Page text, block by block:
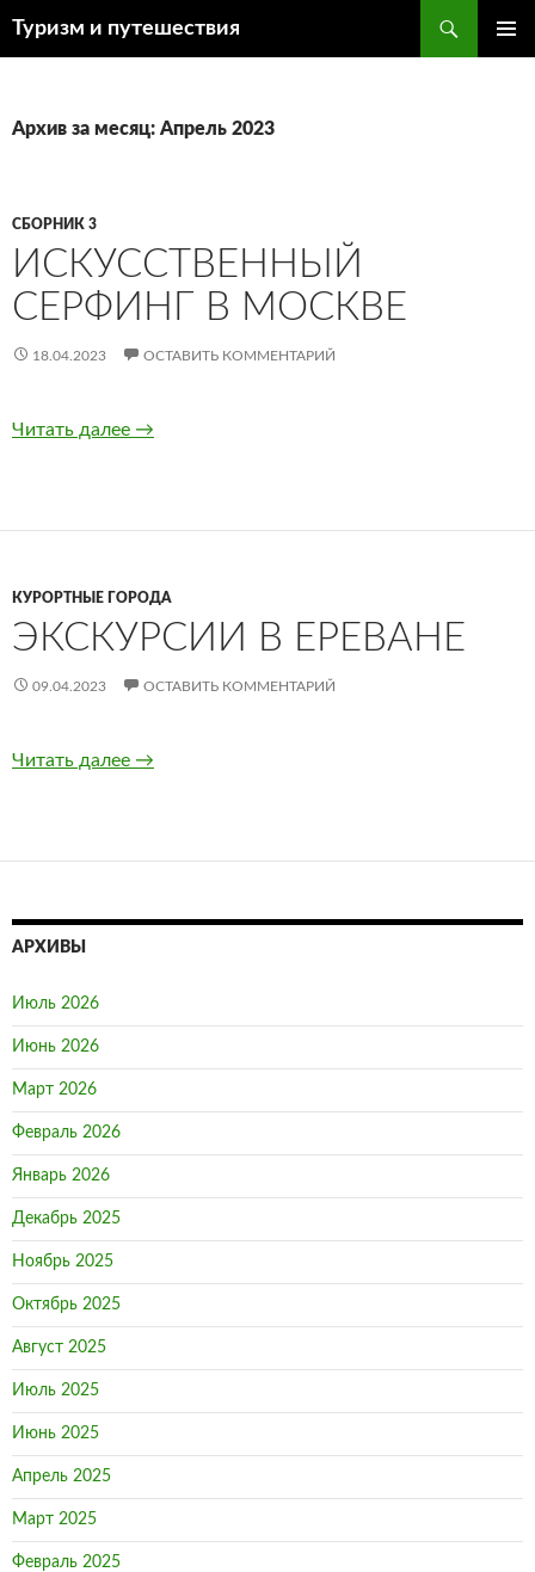
Туризм и путешествия
Архив за месяц: Апрель 2023
СБОРНИК 3
ИСКУССТВЕННЫЙ
СЕРФИНГ В МОСКВЕ
18.04.2023 ОСТАВИТЬ КОММЕНТАРИЙ
Читать далее Искусственный серфинг в Москве
→
КУРОРТНЫЕ ГОРОДА
ЭКСКУРСИИ В ЕРЕВАНЕ
09.04.2023 ОСТАВИТЬ КОММЕНТАРИЙ
Читать далее Экскурсии в Ереване
→
АРХИВЫ
Июль 2026
Июнь 2026
Март 2026
Февраль 2026
Январь 2026
Декабрь 2025
Ноябрь 2025
Октябрь 2025
Август 2025
Июль 2025
Июнь 2025
Апрель 2025
Март 2025
Февраль 2025